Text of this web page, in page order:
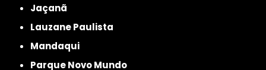
Jaçanã
Lauzane Paulista
Mandaqui
Parque Novo Mundo